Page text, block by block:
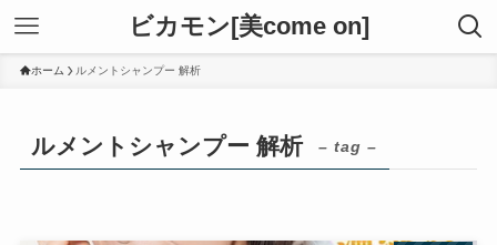
ビカモン[美come on]
ホーム ルメントシャンプー 解析
ルメントシャンプー 解析 – tag –